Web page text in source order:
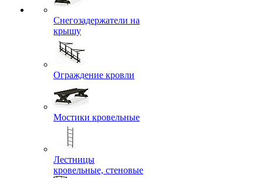
Снегозадержатели на
крышу
Ограждение кровли
Мостики кровельные
Лестницы
кровельные, стеновые